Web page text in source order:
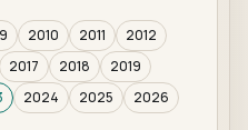
2010 2011
2012
2017 2018
2019
2024 2025
2026